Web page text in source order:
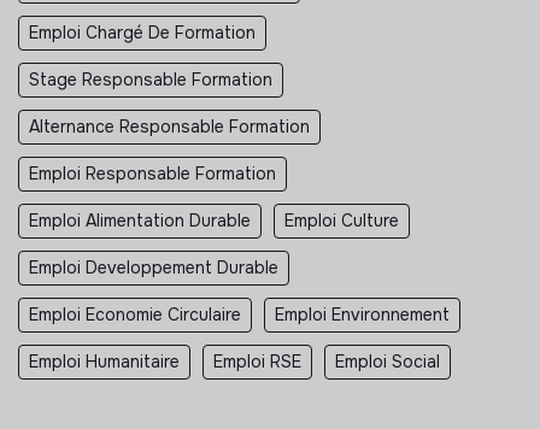
Emploi Chargé De Formation
Stage Responsable Formation
Alternance Responsable Formation
Emploi Responsable Formation
Emploi Alimentation Durable Emploi Culture
Emploi Developpement Durable
Emploi Economie Circulaire Emploi Environnement
Emploi Humanitaire Emploi RSE Emploi Social